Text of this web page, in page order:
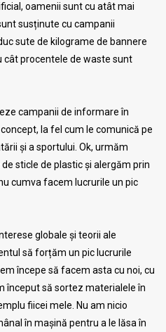
oamenii sunt cu atât mai
susținute cu campanii
sute de kilograme de bannere
cât procentele de waste sunt
campanii de informare în
la fel cum le comunică pe
și a sportului. Ok, urmăm
sticle de plastic și alergăm prin
cumva facem lucrurile un pic
globale și teorii ale
să forțăm un pic lucrurile
începe să facem asta cu noi, cu
început să sortez materialele în
fiicei mele. Nu am nicio
în mașină pentru a le lăsa în